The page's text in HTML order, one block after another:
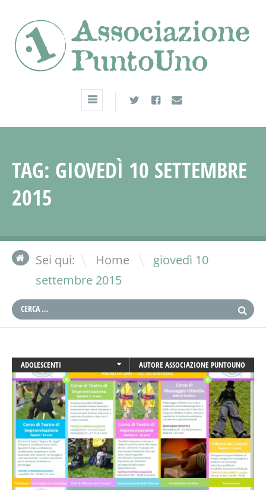
TAG: GIOVEDÌ 10 SETTEMBRE
2015
Sei qui: Home \
giovedì 10
settembre 2015
ADOLESCENTI
ADULTI
ARTE
ATTIVITÀ
BEBÈ
BENESSERE
CALENDARIO CORSI
CREATIVITÀ
DOPO SCUOLA
AUTORE ASSOCIAZIONE PUNTOUNO